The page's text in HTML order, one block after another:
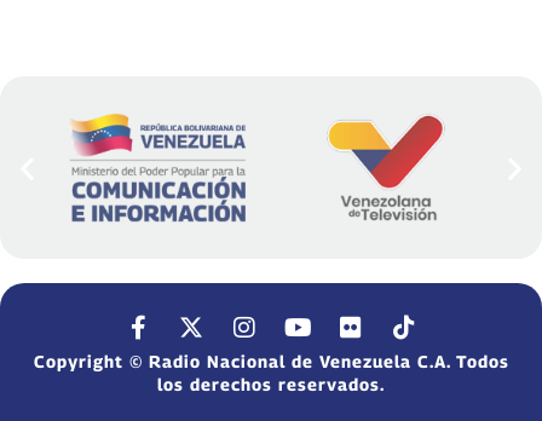
Copyright © Radio Nacional de Venezuela C.A. Todos
los derechos reservados.